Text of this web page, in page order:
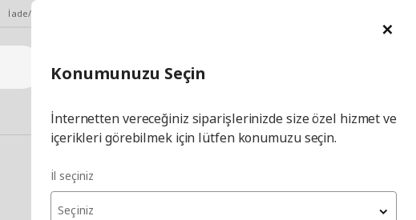
İade/Değişim Talebi
İl Seçiniz İl
Hej! Üye Girişi / Üye Ol
Konumunuzu Seçin
İnternetten vereceğiniz siparişlerinizde size özel hizmet ve
içerikleri görebilmek için lütfen konumuzu seçin.
İl seçiniz
Seçiniz